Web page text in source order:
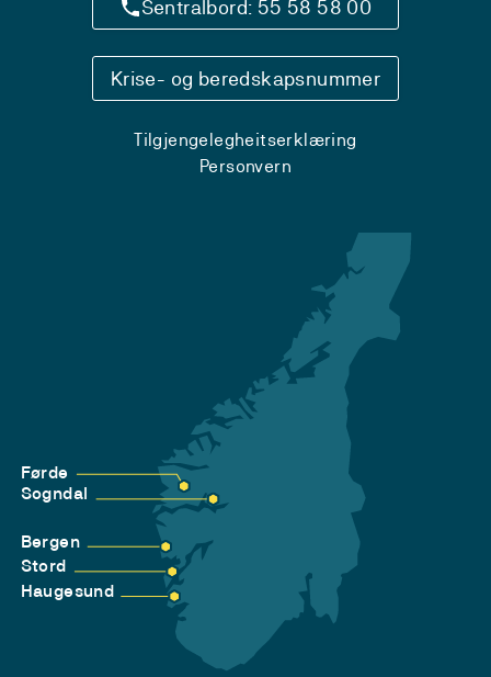
Sentralbord: 55 58 58 00
Krise- og beredskapsnummer
Tilgjengelegheitserklæring
Personvern
Førde
Sogndal
Bergen
Stord
Haugesund